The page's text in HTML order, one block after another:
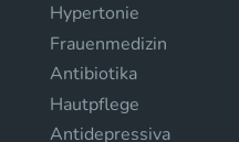
Hypertonie
Frauenmedizin
Antibiotika
Hautpflege
Antidepressiva